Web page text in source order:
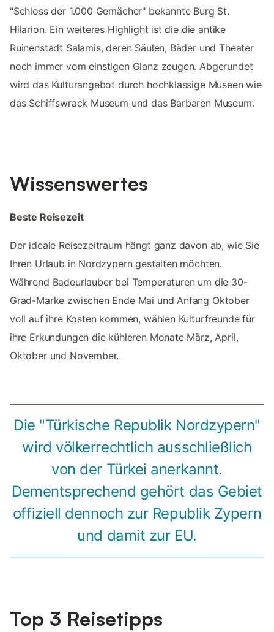
"Schloss der 1.000 Gemächer" bekannte Burg St.
Hilarion. Ein weiteres Highlight ist die die antike
Ruinenstadt Salamis, deren Säulen, Bäder und Theater
noch immer vom einstigen Glanz zeugen. Abgerundet
wird das Kulturangebot durch hochklassige Museen wie
das Schiffswrack Museum und das Barbaren Museum.
Wissenswertes
Beste Reisezeit
Der ideale Reisezeitraum hängt ganz davon ab, wie Sie
Ihren Urlaub in Nordzypern gestalten möchten.
Während Badeurlauber bei Temperaturen um die 30-
Grad-Marke zwischen Ende Mai und Anfang Oktober
voll auf ihre Kosten kommen, wählen Kulturfreunde für
ihre Erkundungen die kühleren Monate März, April,
Oktober und November.
Die "Türkische Republik Nordzypern"
wird völkerrechtlich ausschließlich
von der Türkei anerkannt.
Dementsprechend gehört das Gebiet
offiziell dennoch zur Republik Zypern
und damit zur EU.
Top 3 Reisetipps